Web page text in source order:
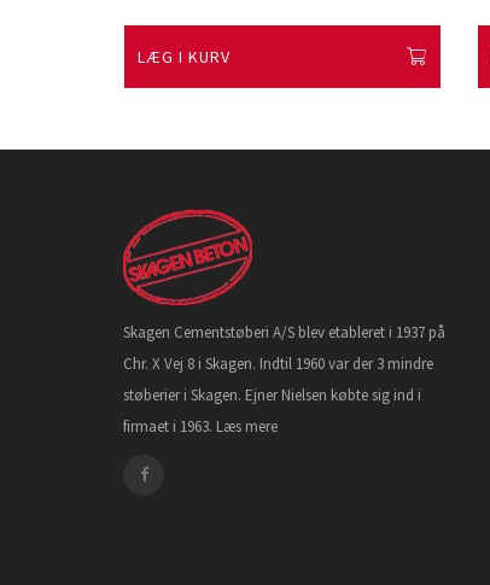
LÆG I KURV
Skagen Cementstøberi A/S blev etableret i 1937 på
Chr. X Vej 8 i Skagen. Indtil 1960 var der 3 mindre
støberier i Skagen. Ejner Nielsen købte sig ind i
firmaet i 1963. Læs mere